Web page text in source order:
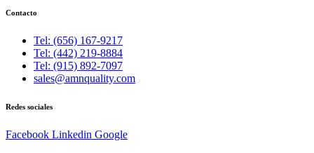
Contacto
Tel: (656) 167-9217
Tel: (442) 219-8884
Tel: (915) 892-7097
sales@amnquality.com
Redes sociales
Facebook Linkedin Google